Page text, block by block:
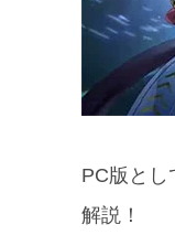
PC版とし
解説！